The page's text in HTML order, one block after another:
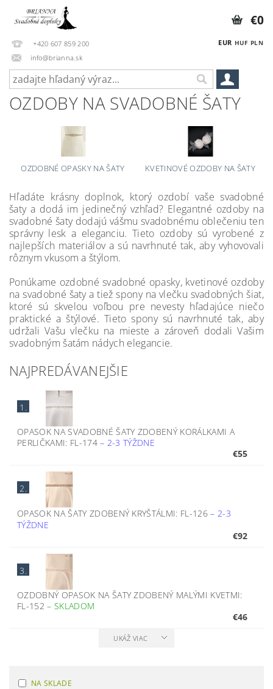
+420 607 859 200
info@brianna.sk
EUR HUF PLN
€0
OZDOBY NA SVADOBNÉ ŠATY
OZDOBNÉ OPASKY NA ŠATY KVETINOVÉ OZDOBY NA ŠATY
Hľadáte krásny doplnok, ktorý ozdobí vaše svadobné
šaty a dodá im jedinečný vzhľad? Elegantné ozdoby na
svadobné šaty dodajú vášmu svadobnému oblečeniu ten
správny lesk a eleganciu. Tieto ozdoby sú vyrobené z
najlepších materiálov a sú navrhnuté tak, aby vyhovovali
rôznym vkusom a štýlom.
Ponúkame ozdobné svadobné opasky, kvetinové ozdoby
na svadobné šaty a tiež spony na vlečku svadobných šiat,
ktoré sú skvelou voľbou pre nevesty hľadajúce niečo
praktické a štýlové. Tieto spony sú navrhnuté tak, aby
udržali Vašu vlečku na mieste a zároveň dodali Vašim
svadobným šatám nádych elegancie.
NAJPREDÁVANEJŠIE
1.
OPASOK NA SVADOBNÉ ŠATY ZDOBENÝ KORÁLKAMI A
PERLIČKAMI: FL-174– 2-3 TÝŽDNE
€55
2.
OPASOK NA ŠATY ZDOBENÝ KRYŠTÁLMI: FL-126– 2-3
TÝŽDNE
€92
3.
OZDOBNÝ OPASOK NA ŠATY ZDOBENÝ MALÝMI KVETMI:
FL-152–SKLADOM
€46
UKÁŽ VIAC
NA SKLADE